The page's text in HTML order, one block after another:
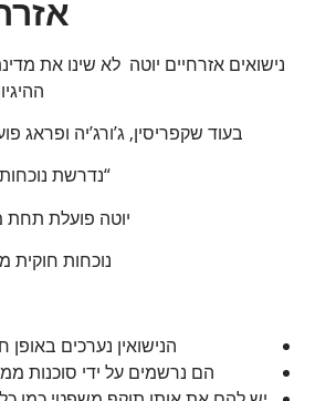
נישואים אזרחיים יוטה לא שינו את
בעוד שקפריסין, ג’ורג’יה ופראג
“נדרשת נוכחות
יוטה פועלת תחת
נוכחות חוקית
הנישואין נערכים באופן
הם נרשמים על ידי סוכנות